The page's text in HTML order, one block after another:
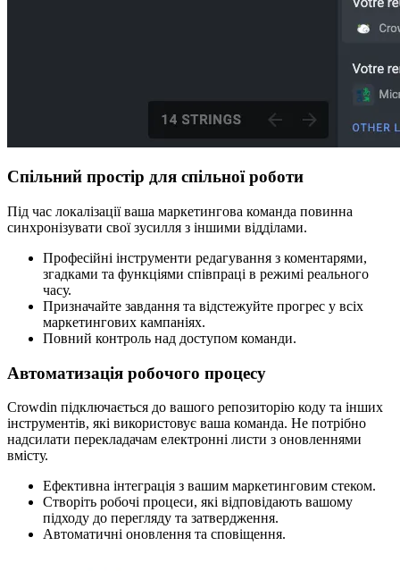
Спільний простір для спільної роботи
Під час локалізації ваша маркетингова команда повинна
синхронізувати свої зусилля з іншими відділами.
Професійні інструменти редагування з коментарями,
згадками та функціями співпраці в режимі реального
часу.
Призначайте завдання та відстежуйте прогрес у всіх
маркетингових кампаніях.
Повний контроль над доступом команди.
Автоматизація робочого процесу
Crowdin підключається до вашого репозиторію коду та інших
інструментів, які використовує ваша команда. Не потрібно
надсилати перекладачам електронні листи з оновленнями
вмісту.
Ефективна інтеграція з вашим маркетинговим стеком.
Створіть робочі процеси, які відповідають вашому
підходу до перегляду та затвердження.
Автоматичні оновлення та сповіщення.